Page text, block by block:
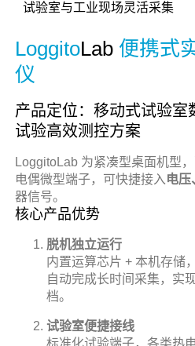
试验室与工业现场灵活采集
LoggitoLab 便携式
仪
产品定位：移动式试验室
试验高效测控方案
LoggitoLab 为紧凑型桌面机型
电偶微型端子，可快捷接入 电压
器信号。
核心产品优势
脱机独立运行
内置运算芯片 + 本机存储
自动完成长时间采集，实
档。
试验室便捷接线
标准化试验端子，各类热